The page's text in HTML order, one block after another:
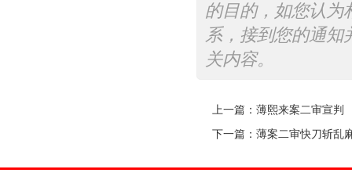
的目的，如您认为
系，接到您的通知
关内容。
上一篇： 薄熙来案二审宣判
下一篇： 薄案二审快刀斩乱